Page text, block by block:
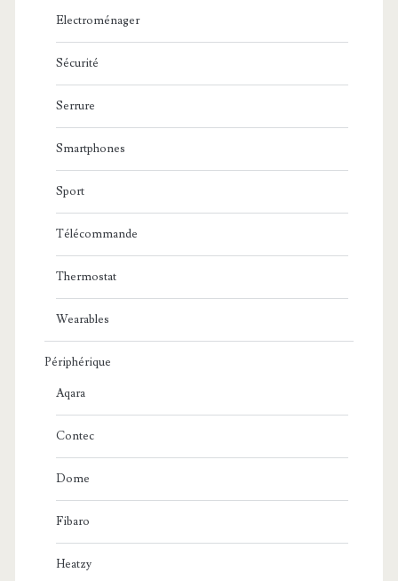
Electroménager
Sécurité
Serrure
Smartphones
Sport
Télécommande
Thermostat
Wearables
Périphérique
Aqara
Contec
Dome
Fibaro
Heatzy